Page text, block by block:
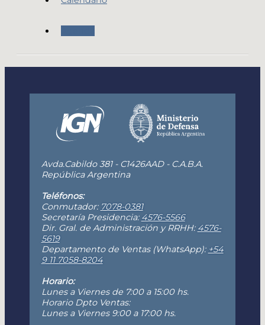
Avda.Cabildo 381 - C1426AAD - C.A.B.A.
República Argentina
Teléfonos:
Conmutador: 7078-0381
Secretaría Presidencia: 4576-5566
Dir. Gral. de Administración y RRHH: 4576-
5619
Departamento de Ventas (WhatsApp): +54
9 11 7058-8204
Horario:
Lunes a Viernes de 7:00 a 15:00 hs.
Horario Dpto Ventas:
Lunes a Viernes 9:00 a 17:00 hs.